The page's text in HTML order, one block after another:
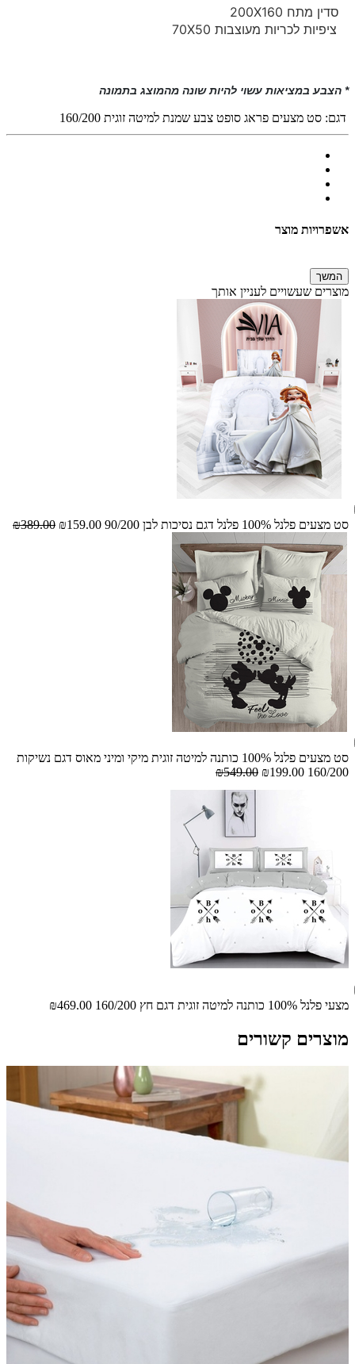
* הצבע במציאות עשוי להיות שונה מהמוצג בתמונה
דגם: סט מצעים פראג סופט צבע שמנת למיטה זוגית 160/200
אשפרויות מוצר
המשך
מוצרים שעשויים לעניין אותך
סט מצעים פלנל 100% פלנל דגם נסיכות לבן 90/200 ₪159.00
₪389.00
סט מצעים פלנל 100% כותנה למיטה זוגית מיקי ומיני מאוס דגם נשיקות
160/200
₪199.00
₪549.00
מצעי פלנל 100% כותנה למיטה זוגית דגם חץ 160/200 ₪469.00
מוצרים קשורים